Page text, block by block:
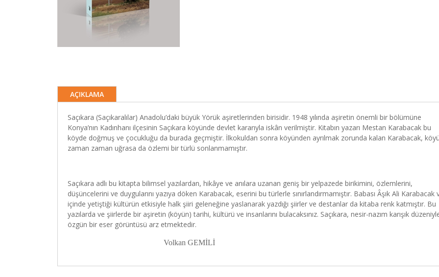
AÇIKLAMA
Saçıkara (Saçıkaralılar) Anadolu’daki büyük Yörük aşiretlerinden birisidir. 1948 yılında aşiretin önemli bir bölümüne
Konya’nın Kadınhanı ilçesinin Saçıkara köyünde devlet kararıyla iskân verilmiştir. Kitabın yazarı Mestan Karabacak bu
köyde doğmuş ve çocukluğu da burada geçmiştir. İlkokuldan sonra köyünden ayrılmak zorunda kalan Karabacak,
zaman zaman uğrasa da özlemi bir türlü sonlanmamıştır.
Saçıkara adlı bu kitapta bilimsel yazılardan, hikâye ve anılara uzanan geniş bir yelpazede birikimini, özlemlerini,
düşüncelerini ve duygularını yazıya döken Karabacak, eserini bu türlerle sınırlandırmamıştır. Babası Âşık Ali Karabacak
içinde yetiştiği kültürün etkisiyle halk şiiri geleneğine yaslanarak yazdığı şiirler ve destanlar da kitaba renk katmıştır. Bu
yazılarda ve şiirlerde bir aşiretin (köyün) tarihi, kültürü ve insanlarını bulacaksınız. Saçıkara, nesir-nazım karışık
özgün bir eser görüntüsü arz etmektedir.
Volkan GEMİLİ